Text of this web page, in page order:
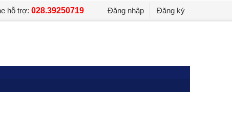
hỗ trợ:028.39250719 Đăng nhập Đăng ký